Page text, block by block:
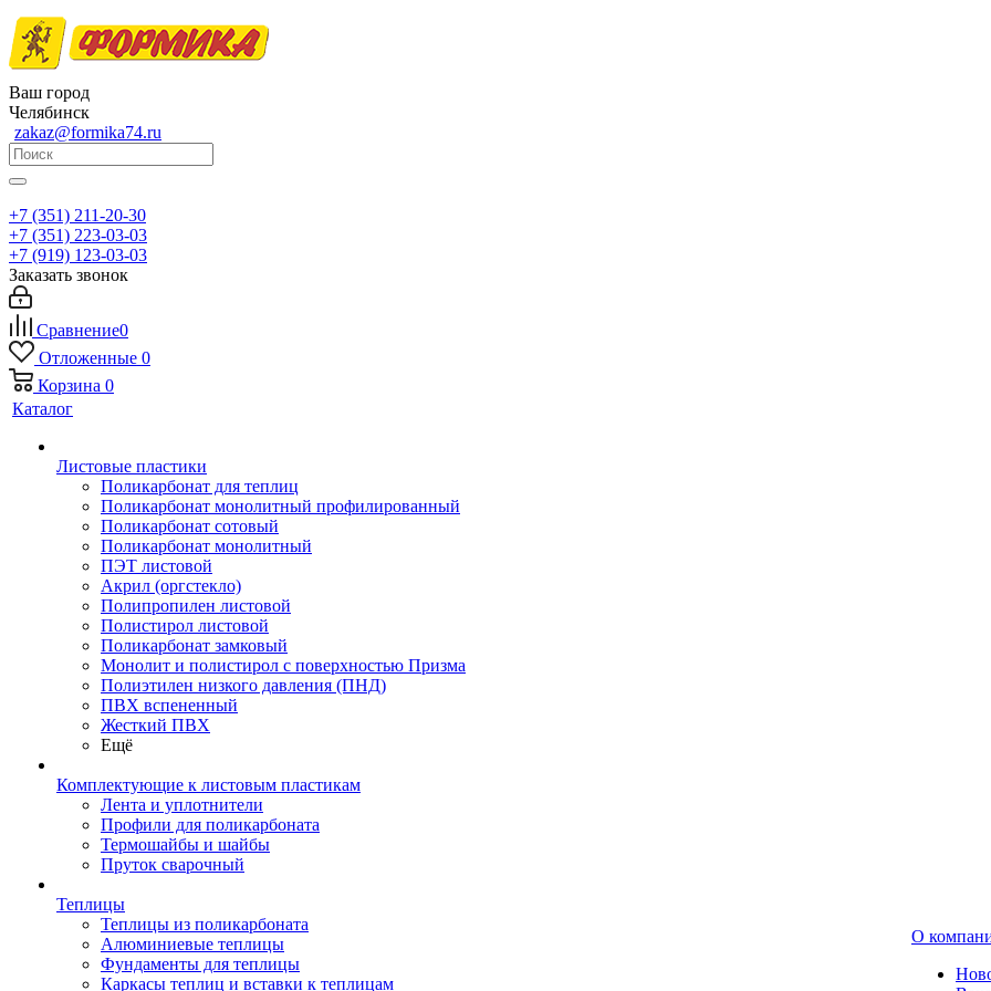
Ваш город
Челябинск
zakaz@formika74.ru
+7 (351) 211-20-30
+7 (351) 223-03-03
+7 (919) 123-03-03
Заказать звонок
Сравнение0
Отложенные 0
Корзина 0
Каталог
Листовые пластики
Поликарбонат для теплиц
Поликарбонат монолитный профилированный
Поликарбонат сотовый
Поликарбонат монолитный
ПЭТ листовой
Акрил (оргстекло)
Полипропилен листовой
Полистирол листовой
Поликарбонат замковый
Монолит и полистирол с поверхностью Призма
Полиэтилен низкого давления (ПНД)
ПВХ вспененный
Жесткий ПВХ
Ещё
Комплектующие к листовым пластикам
Лента и уплотнители
Профили для поликарбоната
Термошайбы и шайбы
Пруток сварочный
Теплицы
Теплицы из поликарбоната
Алюминиевые теплицы
Фундаменты для теплицы
Каркасы теплиц и вставки к теплицам
О